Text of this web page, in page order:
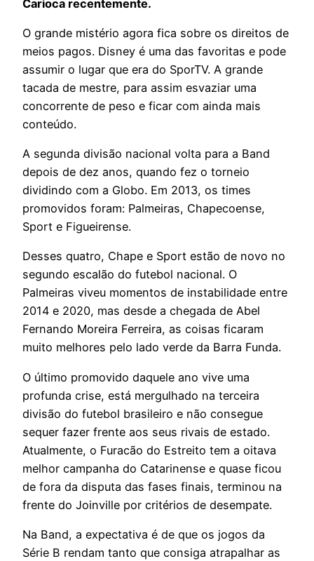
Carioca recentemente.
O grande mistério agora fica sobre os direitos de
meios pagos. Disney é uma das favoritas e pode
assumir o lugar que era do SporTV. A grande
tacada de mestre, para assim esvaziar uma
concorrente de peso e ficar com ainda mais
conteúdo.
A segunda divisão nacional volta para a Band
depois de dez anos, quando fez o torneio
dividindo com a Globo. Em 2013, os times
promovidos foram: Palmeiras, Chapecoense,
Sport e Figueirense.
Desses quatro, Chape e Sport estão de novo no
segundo escalão do futebol nacional. O
Palmeiras viveu momentos de instabilidade entre
2014 e 2020, mas desde a chegada de Abel
Fernando Moreira Ferreira, as coisas ficaram
muito melhores pelo lado verde da Barra Funda.
O último promovido daquele ano vive uma
profunda crise, está mergulhado na terceira
divisão do futebol brasileiro e não consegue
sequer fazer frente aos seus rivais de estado.
Atualmente, o Furacão do Estreito tem a oitava
melhor campanha do Catarinense e quase ficou
de fora da disputa das fases finais, terminou na
frente do Joinville por critérios de desempate.
Na Band, a expectativa é de que os jogos da
Série B rendam tanto que consiga atrapalhar as